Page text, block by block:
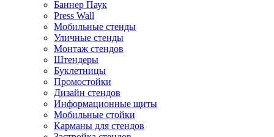
Баннер Паук
Press Wall
Мобильные стенды
Уличные стенды
Монтаж стендов
Штендеры
Буклетницы
Промостойки
Дизайн стендов
Информационные щиты
Мобильные стойки
Карманы для стендов